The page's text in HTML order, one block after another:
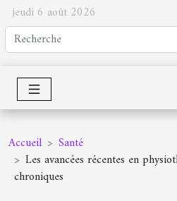
jeudi 6 août 2026
Accueil
Santé
Les avancées récentes en
chroniques